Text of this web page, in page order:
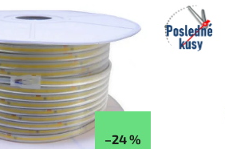
–24 %
Posledné
kusy